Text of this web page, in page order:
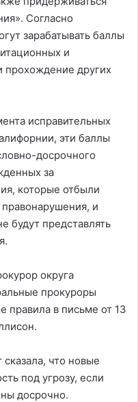
Согласно
зарабатывать баллы
и
прохождение других
исправительных
эти баллы
досрочного
за
которые отбыли
и
будут представлять
округа
прокуроры
правила в письме от 13
что новые
под угрозу, если
досрочно.